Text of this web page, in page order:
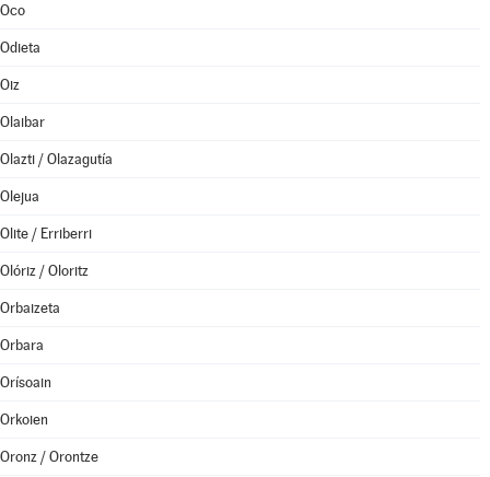
Oco
Odieta
Oiz
Olaibar
Olazti / Olazagutía
Olejua
Olite / Erriberri
Olóriz / Oloritz
Orbaizeta
Orbara
Orísoain
Orkoien
Oronz / Orontze